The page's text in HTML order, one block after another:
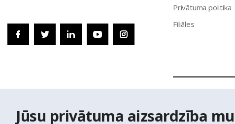
Jūsu privātuma aizsardzība
Privātuma politika
Filiāles
© Nekustamo
izmantoti Valsts